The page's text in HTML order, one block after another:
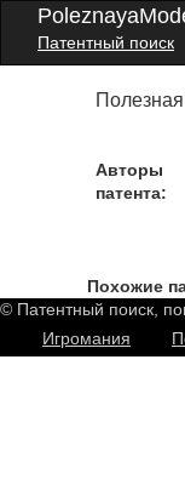
Патентный поиск
Авторы
патента:
Похожие
© Патентный поиск,
Игромания